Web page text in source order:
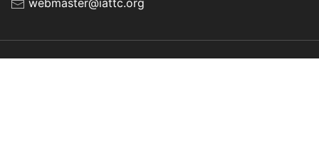
webmaster@iattc.org
© IATTC, 2022-2026